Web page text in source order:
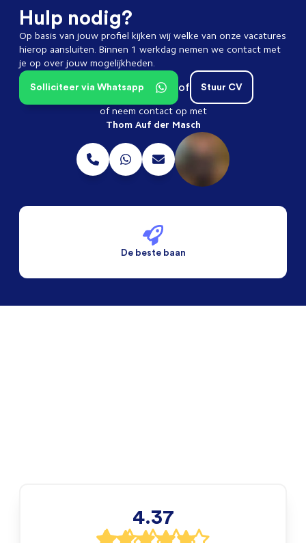
Hulp nodig?
Op basis van jouw profiel kijken wij welke van onze vacatures
hierop aansluiten. Binnen 1 werkdag nemen we contact met
je op over jouw mogelijkheden.
Stuur CV
of
Solliciteer via Whatsapp
of neem contact op met
Thom Auf der Masch
De beste baan
4.37